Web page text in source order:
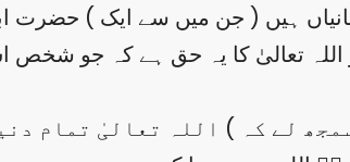
ہیں ( جن میں سے ایک ) حضرت
اللہ تعالیٰ کا یہ حق ہے کہ جو
لے کہ ) اللہ تعالیٰ تمام